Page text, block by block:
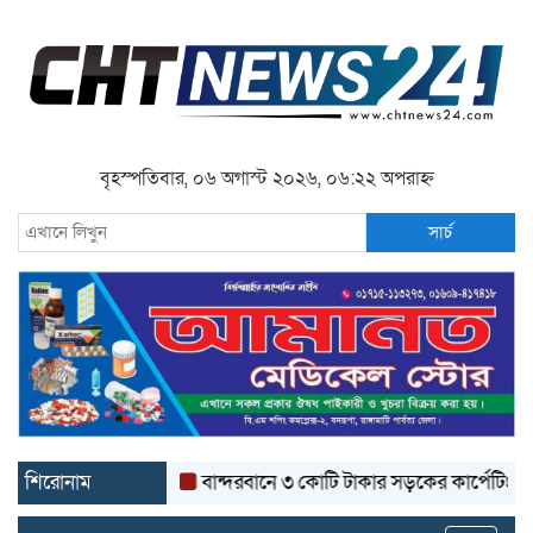
বৃহস্পতিবার, ০৬ অগাস্ট ২০২৬, ০৬:২২ অপরাহ্ন
সার্চ
শিরোনাম বান্দরবানে ৩ কোটি টাকার সড়কের কার্পেটিং উঠে